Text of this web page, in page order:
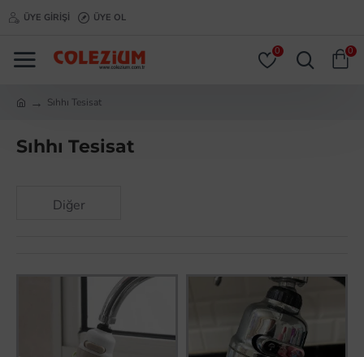
ÜYE GIRIŞI ÜYE OL
0 0
Sıhhı Tesisat
Sıhhı Tesisat
Diğer